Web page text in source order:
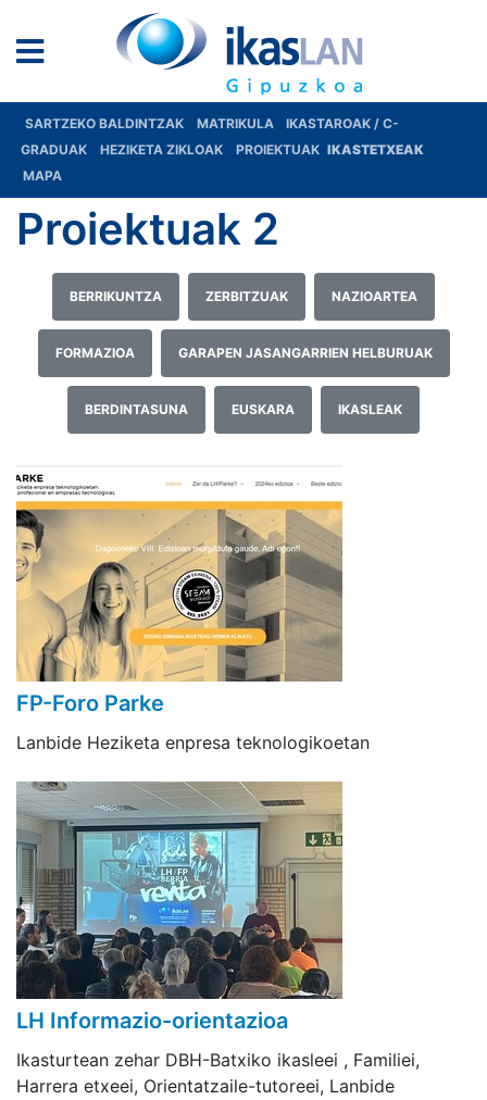
SARTZEKO BALDINTZAK MATRIKULA
IKASTAROAK / C-
GRADUAK
HEZIKETA ZIKLOAK PROIEKTUAK IKASTETXEAK
MAPA
Proiektuak 2
BERRIKUNTZA ZERBITZUAK NAZIOARTEA
FORMAZIOA GARAPEN JASANGARRIEN HELBURUAK
BERDINTASUNA EUSKARA IKASLEAK
FP-Foro Parke
Lanbide Heziketa enpresa teknologikoetan
LH Informazio-orientazioa
Ikasturtean zehar DBH-Batxiko ikasleei , Familiei,
Harrera etxeei, Orientatzaile-tutoreei, Lanbide